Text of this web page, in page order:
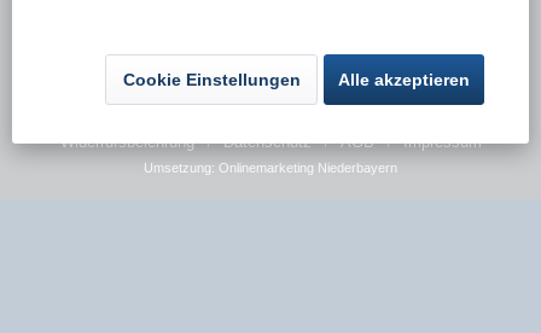
anders beschrieben
Kontakt Versand und Zahlungsbedingungen
Widerrufsbelehrung Datenschutz AGB Impressum
Umsetzung: Onlinemarketing Niederbayern
Cookie Einstellungen Alle akzeptieren